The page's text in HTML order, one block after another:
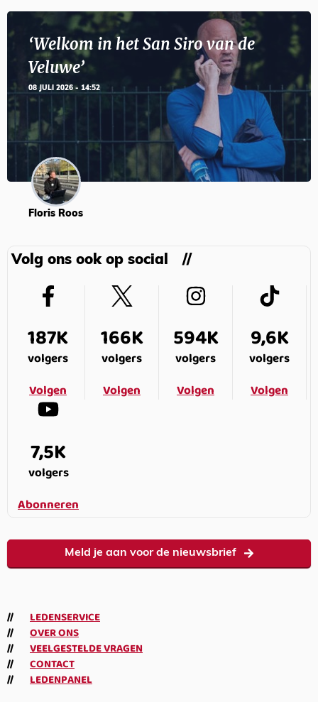
‘Welkom in het San Siro van de
Veluwe’
08 JULI 2026 - 14:52
Floris Roos
Volg ons ook op social
187K
volgers
Volgen
166K
volgers
Volgen
594K
volgers
Volgen
9,6K
volgers
Volgen
7,5K
volgers
Abonneren
Meld je aan voor de nieuwsbrief
LEDENSERVICE
OVER ONS
VEELGESTELDE VRAGEN
CONTACT
LEDENPANEL